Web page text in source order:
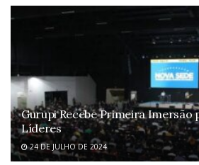
Gurupi Recebe Primeira Imersão
Líderes
24 DE JULHO DE 2024